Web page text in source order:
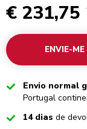
€ 231,75
ENVIE-
CheckedEnvio normal
Portugal
Checked
14 dias de